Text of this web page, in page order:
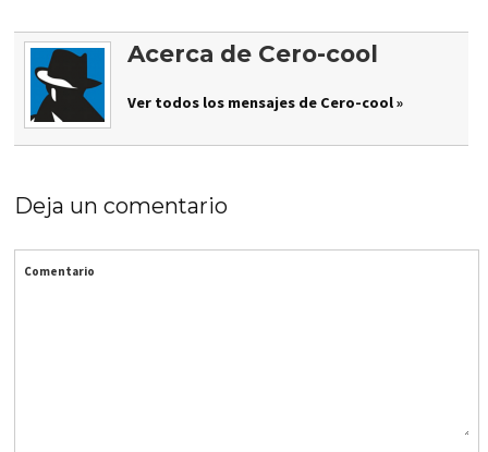
Acerca de Cero-cool
Ver todos los mensajes de Cero-cool »
Deja un comentario
Comentario